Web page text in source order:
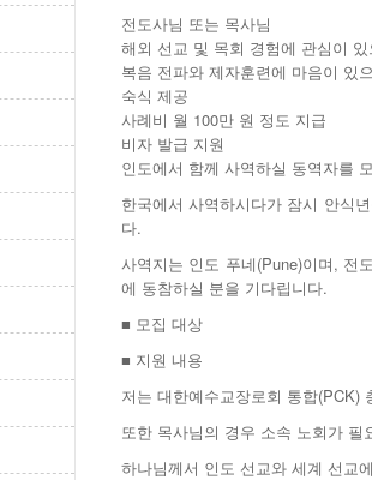
전도사님 또는 목사님
해외 선교 및 목회 경험에 관심이
복음 전파와 제자훈련에 마음이 있
숙식 제공
사례비 월 100만 원 정도 지급
비자 발급 지원
인도에서 함께 사역하실 동역자를
한국에서 사역하시다가 잠시 안식
다.
사역지는 인도 푸네(Pune)이며, 전
에 동참하실 분을 기다립니다.
■ 모집 대상
■ 지원 내용
저는 대한예수교장로회 통합(PCK)
또한 목사님의 경우 소속 노회가
하나님께서 인도 선교와 세계 선교